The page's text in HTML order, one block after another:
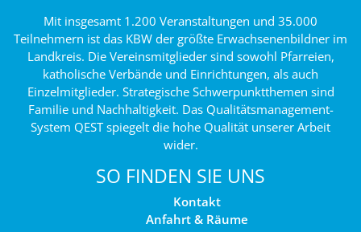
Mit insgesamt 1.200 Veranstaltungen und 35.000
Teilnehmern ist das KBW der größte Erwachsenenbildner im
Landkreis. Die Vereinsmitglieder sind sowohl Pfarreien,
katholische Verbände und Einrichtungen, als auch
Einzelmitglieder. Strategische Schwerpunktthemen sind
Familie und Nachhaltigkeit. Das Qualitätsmanagement-
System QEST spiegelt die hohe Qualität unserer Arbeit
wider.
SO FINDEN SIE UNS
Kontakt
Anfahrt & Räume